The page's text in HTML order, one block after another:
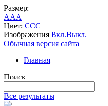
Размер:
AAA
Цвет: CCC
Изображения Вкл.Выкл.
Обычная версия сайта
Главная
Поиск
Все результаты